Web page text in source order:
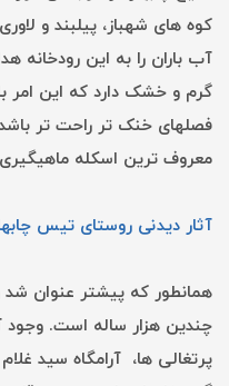
کوه‌ های شهباز، پیلبند و
آب باران را به این
گرم و خشک دارد که این امر
فصلهای خنک تر راحت تر
معروف ترین اسکله ماهیگیری
آثار دیدنی روستای تیس
همانطور که پیشتر عنوان شد
چندین هزار ساله است. وجود
پرتغالی ها، آرامگاه سید